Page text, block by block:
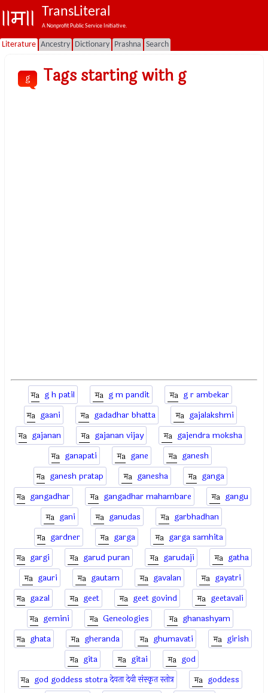
TransLiteral
A Nonprofit Public Service Initiative.
Literature Ancestry Dictionary Prashna Search
g Tags starting with g
g h patil g m pandit
g r ambekar
gaani
gadadhar bhatta
gajalakshmi
gajanan
gajanan vijay
gajendra moksha
ganapati
gane
ganesh
ganesh pratap
ganesha
ganga
gangadhar
gangadhar mahambare
gangu
gani
ganudas
garbhadhan
gardner
garga
garga samhita
gargi
garud puran garudaji
gatha
gauri
gautam gavalan
gayatri
gazal
geet geet govind
geetavali
gemini
Geneologies
ghanashyam
ghata
gheranda ghumavati
girish
gita
gitai
god
god goddess stotra देवता देवी संस्कृत स्तोत्र
goddess